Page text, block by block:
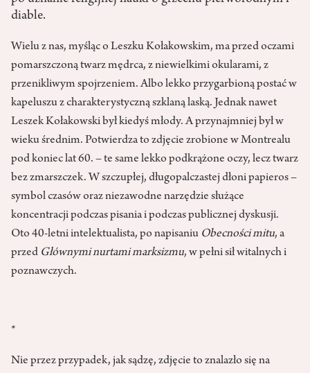
diable.
Wielu z nas, myśląc o Leszku Kołakowskim, ma przed oczami
pomarszczoną twarz mędrca, z niewielkimi okularami, z
przenikliwym spojrzeniem. Albo lekko przygarbioną postać w
kapeluszu z charakterystyczną szklaną laską. Jednak nawet
Leszek Kołakowski był kiedyś młody. A przynajmniej był w
wieku średnim. Potwierdza to zdjęcie zrobione w Montrealu
pod koniec lat 60. – te same lekko podkrążone oczy, lecz twarz
bez zmarszczek. W szczupłej, długopalczastej dłoni papieros –
symbol czasów oraz niezawodne narzędzie służące
koncentracji podczas pisania i podczas publicznej dyskusji.
Oto 40-letni intelektualista, po napisaniu Obecności mitu, a
przed Głównymi nurtami marksizmu, w pełni sił witalnych i
poznawczych.
*
Nie przez przypadek, jak sądzę, zdjęcie to znalazło się na